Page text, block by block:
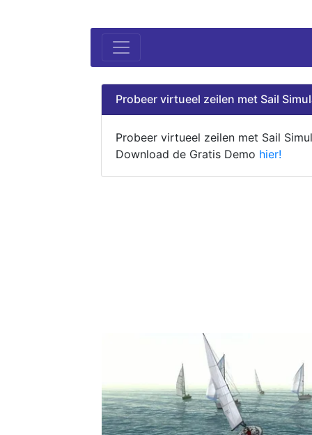
Probeer virtueel zeilen met Sail
Probeer virtueel zeilen met Sail
Download de Gratis Demo hier!